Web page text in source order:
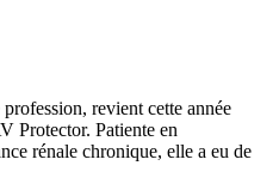
revient cette année
Protector. Patiente en
rénale chronique, elle a eu de